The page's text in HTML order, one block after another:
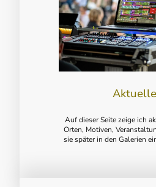
Auf dieser Seite zeige ich
Orten, Motiven,
sie später in den Galerien